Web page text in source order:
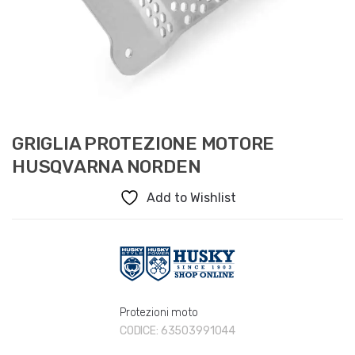
GRIGLIA PROTEZIONE MOTORE
HUSQVARNA NORDEN
Add to Wishlist
Protezioni moto
CODICE: 63503991044